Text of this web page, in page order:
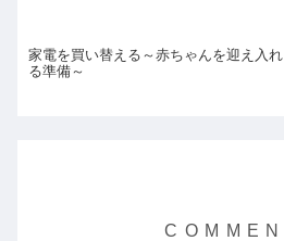
家電を買い替える～赤ちゃんを迎え入れ
る準備～